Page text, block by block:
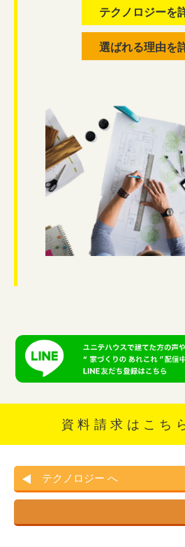
テクノロジーを
選ばれる理由を
資料請求はこち
テクノロジー へ